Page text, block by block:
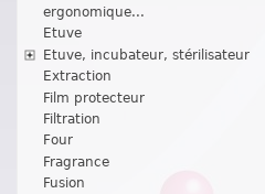
ergonomique...
Etuve
Etuve, incubateur, stérilisateur
Extraction
Film protecteur
Filtration
Four
Fragrance
Fusion